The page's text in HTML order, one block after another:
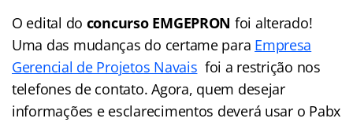
O edital do concurso EMGEPRON foi alterado!
Uma das mudanças do certame para Empresa
Gerencial de Projetos Navais foi a restrição nos
telefones de contato. Agora, quem desejar
informações e esclarecimentos deverá usar o Pabx